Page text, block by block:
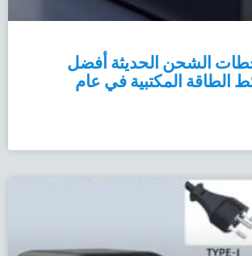
الشحن الحديثة أفضل
الطاقة المكتبية في عام